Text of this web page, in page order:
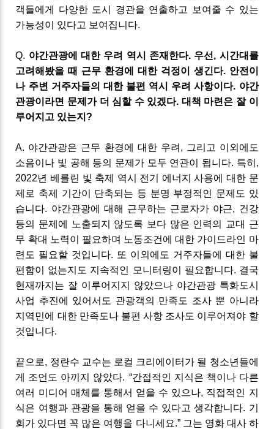
객들에게 다양한 도시 경관을 연출하고 보여줄 수 있는
가능성이 있다고 보여집니다.
Q. 야간관광에 대한 우려 역시 존재한다. 우선 , 시간대를
고려해봤을 때 근무 환경에 대한 걱정이 생긴다. 안전이
나 주변 거주자들의 대한 불편 역시 우려 사항이다. 야간
관광이라면 문제가 더 심할 수 있겠다. 대책 마련은 잘 이
루어지고 있는지?
A. 야간관광은 근무 환경에 대한 우려 , 그리고 이외에도
소음이나 빛 공해 등의 문제가 모두 연관이 됩니다. 특히 ,
2022년 베를린 빛 축제
역시 전기 에너지 사용에 대한 문
제로 축제 기간이 단축되는 등 분명 부정적인 문제도 있
습니다. 야간관광에 대해 근무하는 근로자가 야근, 건강
등의 문제에 노출되지 않도록 보다 많은 인력의 교대 근
무 확대 노력이 필요하며 노동조건에 대한 가이드라인 마
련도 필요할 것입니다. 또 이외에도 거주자들에 대한 불
편함이 없는지도 지속적인 모니터링이 필요합니다. 결국
현재까지는 잘 이루어지지 않았으나 야간관광 특화도시
사업 추진에 있어서도 관광객의 만족도 조사 뿐 아니라
지역민에 대한 만족도나 불편 사항 조사도 이루어져야 할
것입니다.
끝으로, 정란수 교수는 로컬 크리에이터가 될 청소년들에
게 조언도 아끼지 않았다. “간접적인 지식은 책이나 다른
여러 미디어 매체를 통해서 얻을 수 있으나, 직접적인 지
식은 여행과 관광을 통해 얻을 수 있다고 생각합니다. 기
회가 있다면 꼭 많은 여행을 다니세요.” 그는 영화 대사 하